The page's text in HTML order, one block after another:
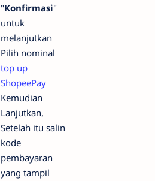
"Konfirmasi"
untuk
melanjutkan
Pilih nominal
top up
ShopeePay
Kemudian
Lanjutkan,
Setelah itu salin
kode
pembayaran
yang tampil